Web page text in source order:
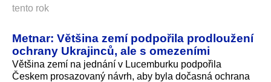
tento rok
Metnar: Většina zemí podpořila prodloužení
ochrany Ukrajinců, ale s omezeními
Většina zemí na jednání v Lucemburku podpořila
Českem prosazovaný návrh, aby byla dočasná ochrana